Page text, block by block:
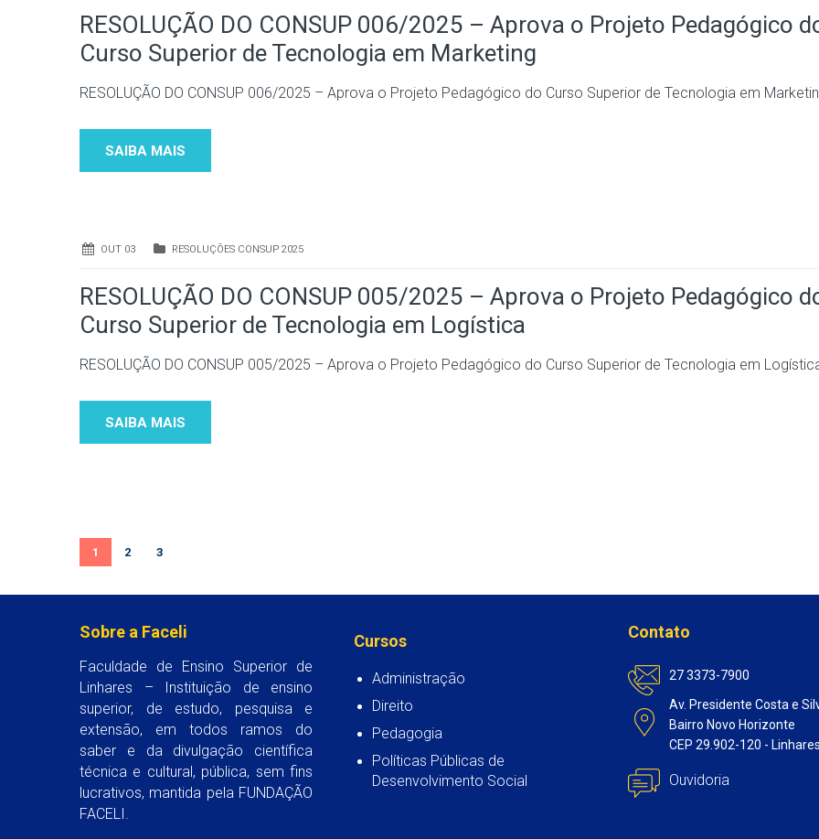
RESOLUÇÃO DO CONSUP 006/2025 – Aprova o Projeto Pedagógico
Curso Superior de Tecnologia em Marketing
RESOLUÇÃO DO CONSUP 006/2025 – Aprova o Projeto Pedagógico do Curso Superior de Tecnologia em
SAIBA MAIS
OUT 03 RESOLUÇÕES CONSUP 2025
RESOLUÇÃO DO CONSUP 005/2025 – Aprova o Projeto Pedagógico
Curso Superior de Tecnologia em Logística
RESOLUÇÃO DO CONSUP 005/2025 – Aprova o Projeto Pedagógico do Curso Superior de Tecnologia em
SAIBA MAIS
1 2 3
Sobre a Faceli
Faculdade de Ensino Superior de
Linhares – Instituição de ensino
superior, de estudo, pesquisa e
extensão, em todos ramos do
saber e da divulgação científica
técnica e cultural, pública, sem fins
lucrativos, mantida pela FUNDAÇÃO
FACELI.
Cursos
Administração
Direito
Pedagogia
Políticas Públicas de
Desenvolvimento Social
Contato
27 3373-7900
Av. Presidente Costa e
Bairro Novo Horizonte
CEP 29.902-120 -
Ouvidoria